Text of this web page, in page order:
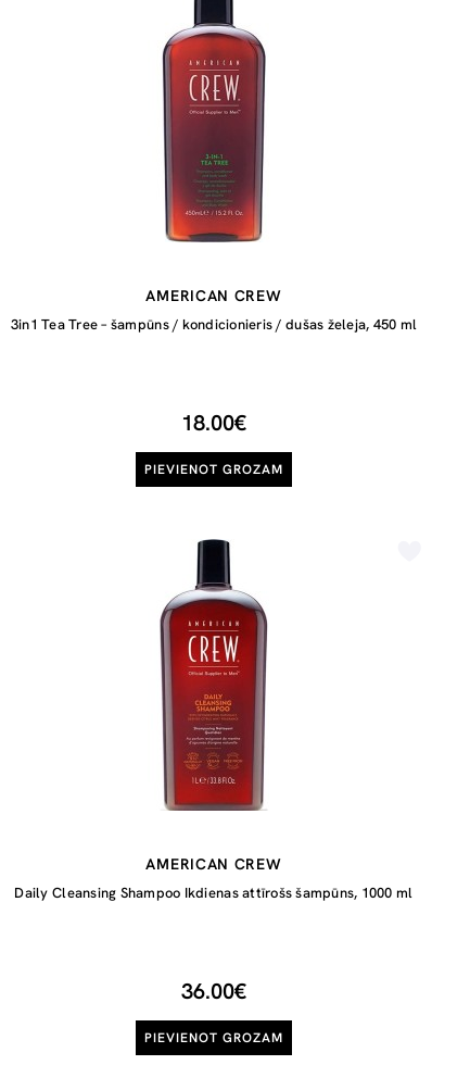
AMERICAN CREW
3in1 Tea Tree – šampūns / kondicionieris / dušas želeja, 450 ml
18.00€
PIEVIENOT GROZAM
AMERICAN CREW
Daily Cleansing Shampoo Ikdienas attīrošs šampūns, 1000 ml
36.00€
PIEVIENOT GROZAM